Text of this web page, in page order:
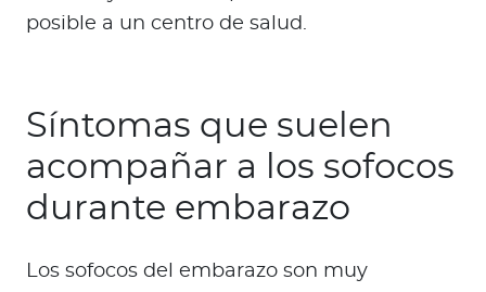
posible a un centro de salud.
Síntomas que suelen
acompañar a los sofocos
durante embarazo
Los sofocos del embarazo son muy